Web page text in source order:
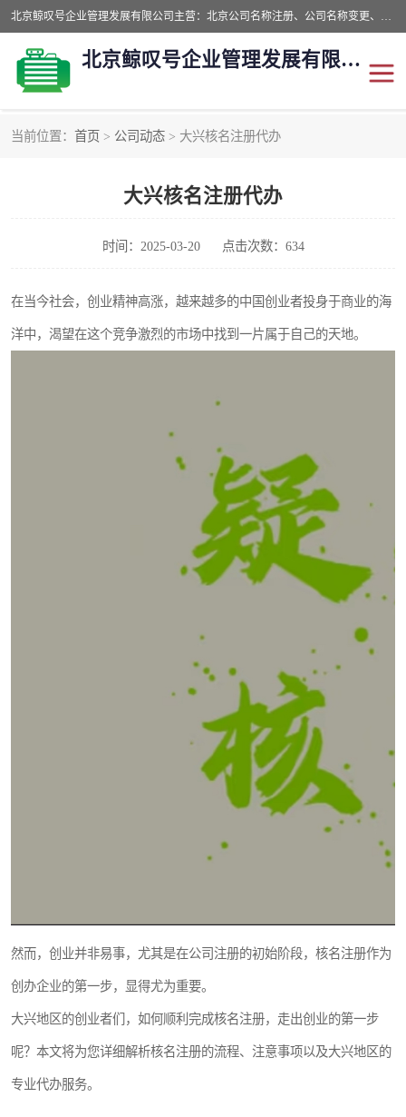
北京鲸叹号企业管理发展有限公司主营：北京公司名称注册、公司名称变更、公司名称去掉省市地域、国字头公司注册、中字头公司注册、总局核名注册等业务，全国统一热线电话：*。北京鲸叹号企业管理发展有限公司在职员工51人，我们有zui好的产品和技术团队，我们为客户提供较好的产品，良好的技术支持，健全的售后服务。
北京鲸叹号企业管理发展有限公司
当前位置： 首页 > 公司动态 > 大兴核名注册代办
大兴核名注册代办
时间：2025-03-20 点击次数：634
在当今社会，创业精神高涨，越来越多的中国创业者投身于商业的海
洋中，渴望在这个竞争激烈的市场中找到一片属于自己的天地。
然而，创业并非易事，尤其是在公司注册的初始阶段，核名注册作为
创办企业的第一步，显得尤为重要。
大兴地区的创业者们，如何顺利完成核名注册，走出创业的第一步
呢？本文将为您详细解析核名注册的流程、注意事项以及大兴地区的
专业代办服务。
营业执照
公司转让